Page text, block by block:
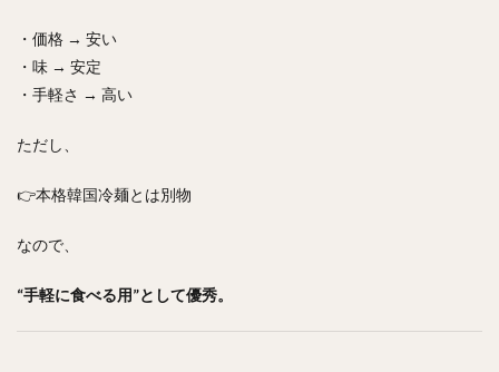
・価格 → 安い
・味 → 安定
・手軽さ → 高い
ただし、
👉本格韓国冷麺とは別物
なので、
“手軽に食べる用”として優秀。